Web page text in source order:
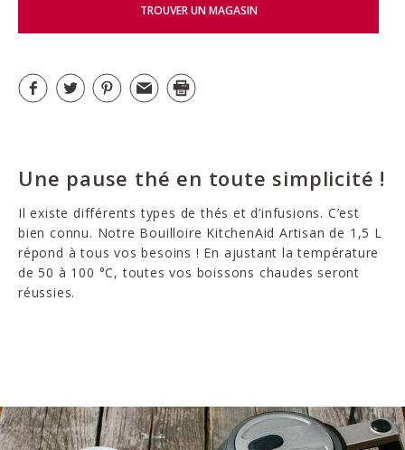
TROUVER UN MAGASIN
Une pause thé en toute simplicité !
Il existe différents types de thés et d’infusions. C’est
bien connu. Notre Bouilloire KitchenAid Artisan de 1,5 L
répond à tous vos besoins ! En ajustant la température
de 50 à 100 °C, toutes vos boissons chaudes seront
réussies.